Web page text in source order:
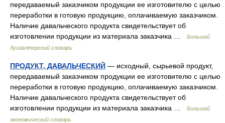
передаваемый заказчиком продукции ее изготовителю с целью
переработки в готовую продукцию, оплачиваемую заказчиком.
Наличие давальческого продукта свидетельствует об
изготовлении продукции из материала заказчика …
Большой
бухгалтерский словарь
ПРОДУКТ, ДАВАЛЬЧЕСКИЙ — исходный, сырьевой продукт,
передаваемый заказчиком продукции ее изготовителю с целью
переработки в готовую продукцию, оплачиваемую заказчиком.
Наличие давальческого продукта свидетельствует об
изготовлении продукции из материала заказчика …
Большой
экономический словарь